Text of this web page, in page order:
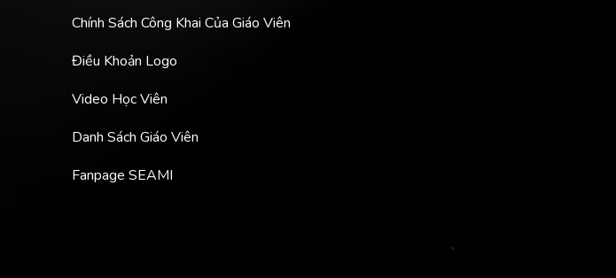
Chính Sách Công Khai Của Giáo Viên
Điều Khoản Logo
Video Học Viên
Danh Sách Giáo Viên
Fanpage SEAMI